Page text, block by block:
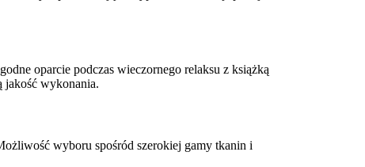
oparcie podczas wieczornego relaksu z książką
jakość wykonania.
wyboru spośród szerokiej gamy tkanin i